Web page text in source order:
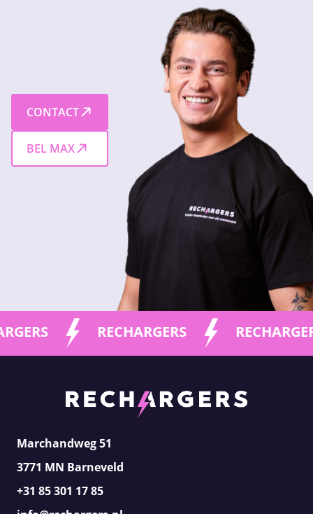
CONTACT
BEL MAX
RECHARGERS RECHARGERS
Marchandweg 51
3771 MN Barneveld
+31 85 301 17 85